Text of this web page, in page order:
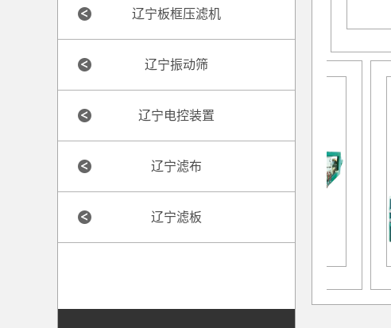
辽宁板框压滤机
辽宁振动筛
辽宁电控装置
辽宁滤布
辽宁滤板